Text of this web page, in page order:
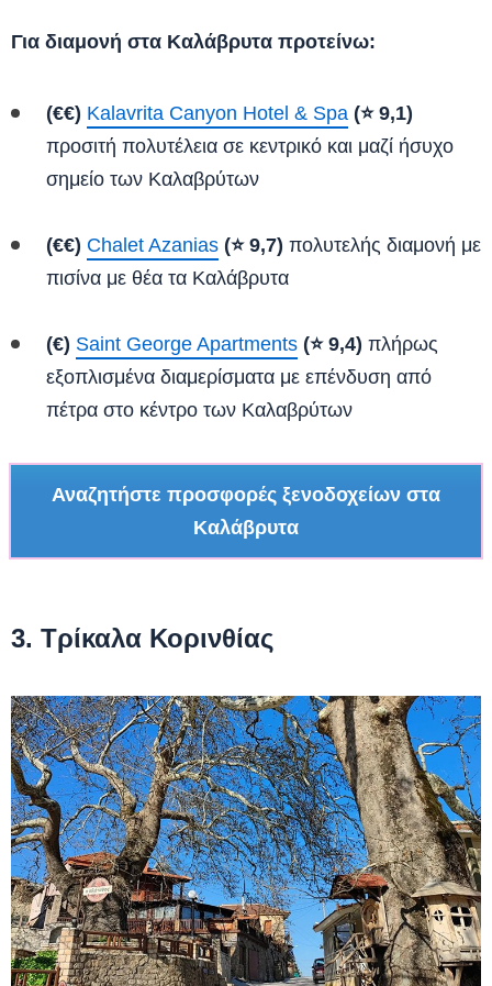
Για διαμονή στα Καλάβρυτα προτείνω:
(€€) Kalavrita Canyon Hotel & Spa (⭐ 9,1)
προσιτή πολυτέλεια σε κεντρικό και μαζί ήσυχο
σημείο των Καλαβρύτων
(€€) Chalet Azanias (⭐ 9,7) πολυτελής διαμονή με
πισίνα με θέα τα Καλάβρυτα
(€) Saint George Apartments (⭐ 9,4) πλήρως
εξοπλισμένα διαμερίσματα με επένδυση από
πέτρα στο κέντρο των Καλαβρύτων
Αναζητήστε προσφορές ξενοδοχείων στα
Καλάβρυτα
3. Τρίκαλα Κορινθίας